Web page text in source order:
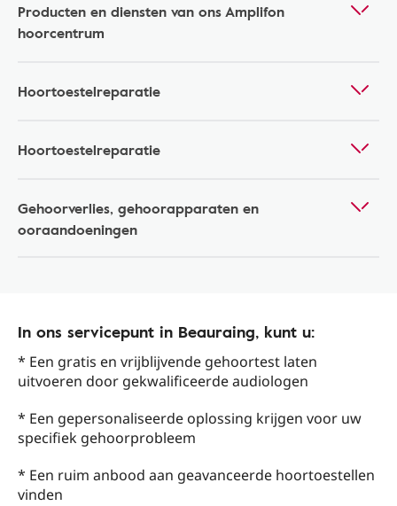
Producten en diensten van ons Amplifon
hoorcentrum
Hoortoestelreparatie
Hoortoestelreparatie
Gehoorverlies, gehoorapparaten en
ooraandoeningen
In ons servicepunt in Beauraing, kunt u:
* Een gratis en vrijblijvende gehoortest laten
uitvoeren door gekwalificeerde audiologen
* Een gepersonaliseerde oplossing krijgen voor uw
specifiek gehoorprobleem
* Een ruim anbood aan geavanceerde hoortoestellen
vinden